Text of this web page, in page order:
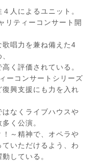
人によるユニット。
リティーコンサート開
唱力を兼ね備えた4
く評価されている。
ーコンサートシリーズ
興支援にも力を入れ
なくライブハウスや
く公演。
～精神で、オペラや
いただけるよう、わ
している。